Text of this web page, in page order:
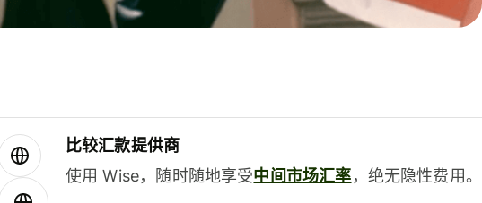
比较汇款提供商
使用 Wise，随时随地享受中间市场汇率，绝无隐性费用。